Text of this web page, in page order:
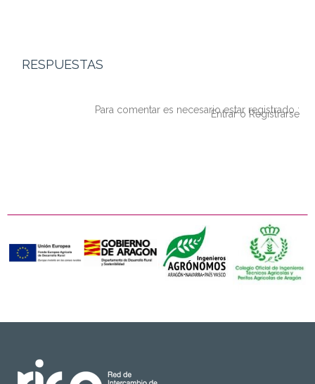
RESPUESTAS
Para comentar es necesario estar registrado :
Entrar o Registrarse